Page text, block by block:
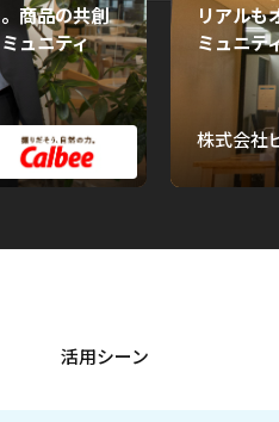
商品の共創
ュニティ
リアルも
ミュニテ
株式会社
活用シーン